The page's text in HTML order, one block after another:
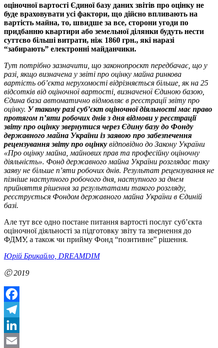
оціночної вартості Єдиної базу даних звітів про оцінку не
буде враховувати усі фактори, що дійсно впливають на
вартість майна, то, швидше за все, сторони угоди по
придбанню квартири або земельної ділянки будуть нести
суттєво більші витрати, ніж 1860 грн., які наразі
“забирають” електронні майданчики.
Тут потрібно зазначити, що законопроєкт передбачає, що у
разі, якщо визначена у звіті про оцінку майна ринкова
вартість об’єкта нерухомості відрізняється більше, як на 25
відсотків від оціночної вартості, визначеної Єдиною базою,
Єдина база автоматично відмовляє в реєстрації звіту про
оцінку. У такому разі суб’єкт оціночної діяльності має право
протягом п’яти робочих днів з дня відмови у реєстрації
звіту про оцінку звернутися через Єдину базу до Фонду
державного майна України із заявою про забезпечення
рецензування звіту про оцінку відповідно до Закону України
«Про оцінку майна, майнових прав та професійну оціночну
діяльність». Фонд державного майна України розглядає таку
заяву не більше п’яти робочих днів. Результат рецензування не
пізніше наступного робочого дня, наступного за днем
прийняття рішення за результатами такого розгляду,
реєструється Фондом державного майна України в Єдиній
базі.
Але тут все одно постане питання вартості послуг суб’єкта
оціночної діяльності за підготовку звіту та звернення до
ФДМУ, а також чи прийму Фонд “позитивне” рішення.
Юрій Брикайло, DREAMDIM
Ⓒ 2019
Facebook
Telegram
LinkedIn